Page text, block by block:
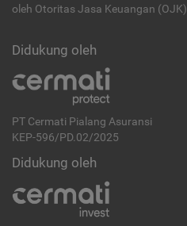
oleh Otoritas Jasa Keuangan (OJK)
Didukung oleh
PT Cermati Pialang Asuransi
KEP-596/PD.02/2025
Didukung oleh